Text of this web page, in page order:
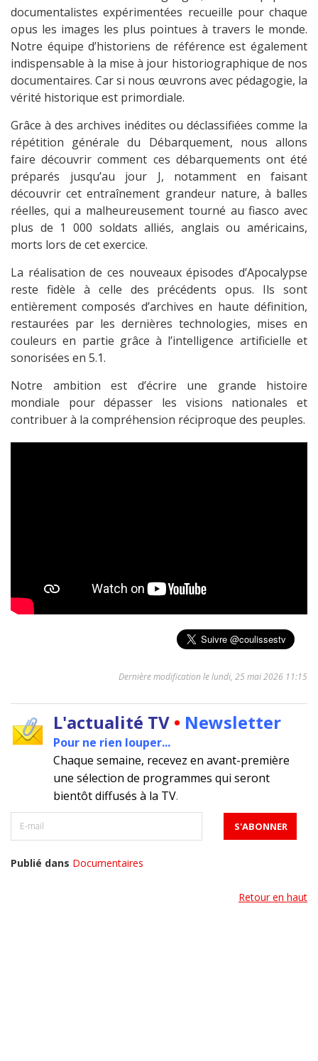
documentalistes expérimentées recueille pour chaque
opus les images les plus pointues à travers le monde.
Notre équipe d’historiens de référence est également
indispensable à la mise à jour historiographique de nos
documentaires. Car si nous œuvrons avec pédagogie, la
vérité historique est primordiale.
Grâce à des archives inédites ou déclassifiées comme la
répétition générale du Débarquement, nous allons
faire découvrir comment ces débarquements ont été
préparés jusqu’au jour J, notamment en faisant
découvrir cet entraînement grandeur nature, à balles
réelles, qui a malheureusement tourné au fiasco avec
plus de 1 000 soldats alliés, anglais ou américains,
morts lors de cet exercice.
La réalisation de ces nouveaux épisodes d’Apocalypse
reste fidèle à celle des précédents opus. Ils sont
entièrement composés d’archives en haute définition,
restaurées par les dernières technologies, mises en
couleurs en partie grâce à l’intelligence artificielle et
sonorisées en 5.1.
Notre ambition est d’écrire une grande histoire
mondiale pour dépasser les visions nationales et
contribuer à la compréhension réciproque des peuples.
Dernière modification le lundi, 25 mai 2026 11:15
L'actualité TV • Newsletter
Pour ne rien louper...
Chaque semaine, recevez en avant-première
une sélection de programmes qui seront
bientôt diffusés à la TV.
Publié dans Documentaires
Retour en haut